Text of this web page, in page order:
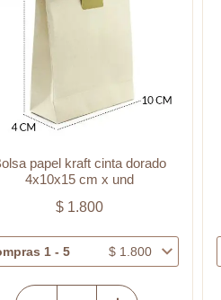
papel kraft cinta dorado
4x10x15 cm x und
$1.800
1 - 5 $1.800